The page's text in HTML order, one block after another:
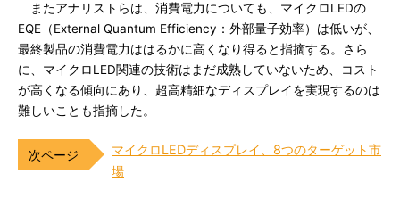
またアナリストらは、消費電力についても、マイクロLEDの
EQE（External Quantum Efficiency：外部量子効率）は低いが、
最終製品の消費電力ははるかに高くなり得ると指摘する。さら
に、マイクロLED関連の技術はまだ成熟していないため、コスト
が高くなる傾向にあり、超高精細なディスプレイを実現するのは
難しいことも指摘した。
マイクロLEDディスプレイ、8つのターゲット市
場